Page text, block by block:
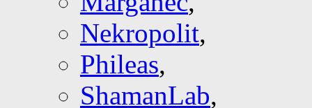
Nekropolit,
Phileas,
ShamanLab,